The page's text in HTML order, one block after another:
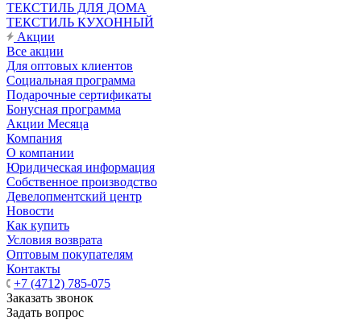
ТЕКСТИЛЬ ДЛЯ ДОМА
ТЕКСТИЛЬ КУХОННЫЙ
Акции
Все акции
Для оптовых клиентов
Социальная программа
Подарочные сертификаты
Бонусная программа
Акции Месяца
Компания
О компании
Юридическая информация
Собственное производство
Девелопментский центр
Новости
Как купить
Условия возврата
Оптовым покупателям
Контакты
+7 (4712) 785-075
Заказать звонок
Задать вопрос